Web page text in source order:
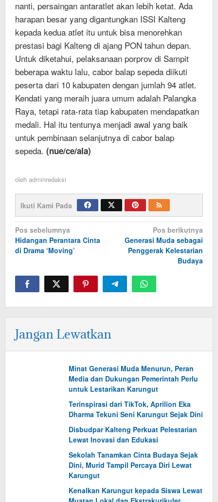
nanti, persaingan antar­atlet akan lebih ketat. Ada
harapan besar yang digantungkan ISSI Kalteng
kepada kedua atlet itu untuk bisa menorehkan
prestasi bagi Kalteng di ajang PON tahun depan.
Untuk diketahui, pelaksanaan porprov di Sampit
beberapa waktu lalu, cabor balap sepeda diikuti
peserta dari 10 kabupaten dengan jumlah 94 atlet.
Kendati yang meraih juara umum adalah Palangka
Raya, tetapi rata-rata tiap kabupaten mendapatkan
medali. Hal itu tentunya menjadi awal yang baik
untuk pembinaan selanjutnya di cabor balap
sepeda. (nue/ce/ala)
oleh adminredaksi
Ikuti Kami Pada
Navigasi
pos
Pos sebelumnya
Hidangan Perantara Cinta
di Drama ‘Moving’
Pos berikutnya
Generasi Muda sebagai
Penggerak Kelestarian
Budaya
Jangan Lewatkan
Minat Generasi Muda Menurun, Peran
Media dan Dukungan Pemerintah Perlu
untuk Lestarikan Karungut
Terinspirasi dari TikTok, Aprilion Eka
Dharma Tekuni Seni Karungut Sejak Dini
Disbudpar Kalteng Perkuat Pelestarian
Lewat Inovasi dan Edukasi
Sekolah Tanamkan Cinta Budaya Sejak
Dini, Murid Tampil Percaya Diri Lewat
Karungut
Kenalkan Karungut kepada Siswa Lewat